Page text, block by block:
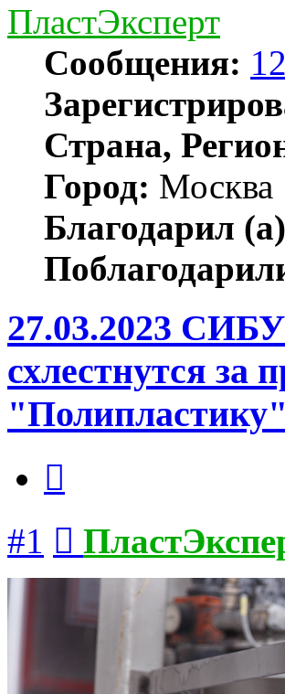
ПластЭксперт
Сообщения:
Страна,
Город: Москва
Благодарил
27.03.2023
схлестнутся за
"Полипластику"
#1